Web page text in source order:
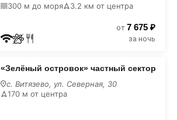
300 м до моря
3.2 км от центра
от 7 675 ₽
за ночь
«Зелёный островок» частный сектор
с. Витязево, ул. Северная, 30
170 м от центра